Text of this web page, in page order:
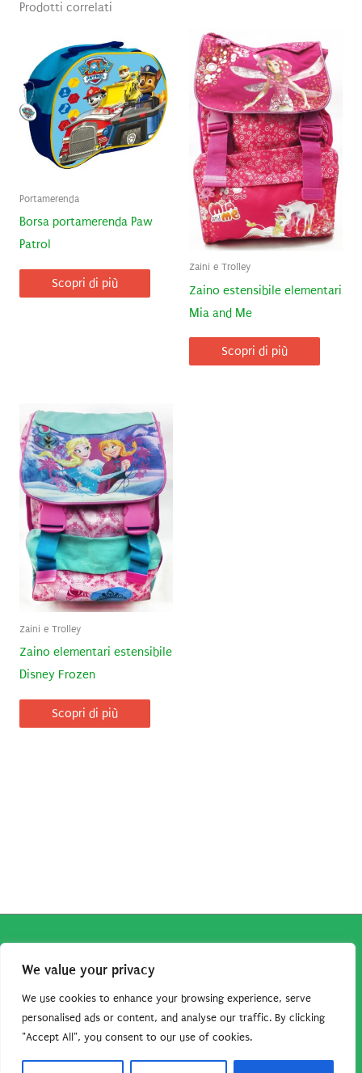
We value your privacy
We use cookies to enhance your browsing experience, serve
personalised ads or content, and analyse our traffic. By clicking
"Accept All", you consent to our use of cookies.
Prodotti correlati
Portamerenda
Borsa portamerenda Paw
Patrol
Scopri di più
Zaini e Trolley
Zaino estensibile elementari
Mia and Me
Scopri di più
Zaini e Trolley
Zaino elementari estensibile
Disney Frozen
Scopri di più
associato Amazon percepisce dei ricavi da acquisti idonei.
Tutti i guadagni sono direttamente reinvestiti in questo sito
per continuare a condividere tutorial e risorse per gli amanti
dei cartoon. Grazie per il vostro sostegno!